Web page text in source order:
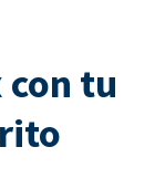
tu